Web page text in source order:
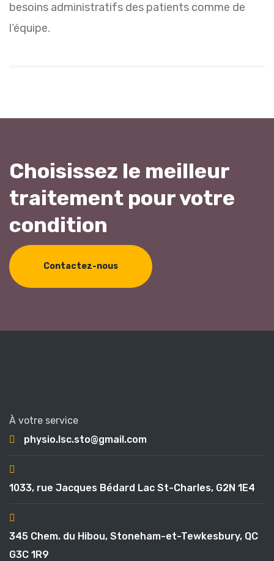
besoins administratifs des patients comme de
l’équipe.
Choisissez le meilleur
traitement pour votre
condition
Contactez-nous
À votre service
physio.lsc.sto@gmail.com
1033, rue Jacques Bédard Lac St-Charles, G2N 1E4
345 Chem. du Hibou, Stoneham-et-Tewkesbury, QC
G3C 1R9